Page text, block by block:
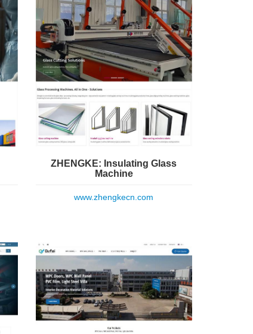
ZHENGKE: Insulating Glass
Machine
www.zhengkecn.com